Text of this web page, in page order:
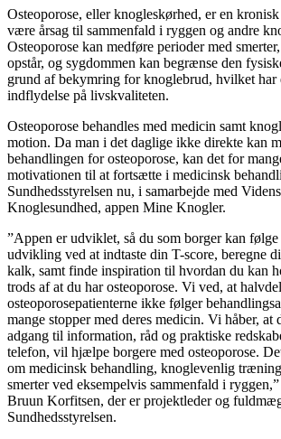
Osteoporose, eller knogleskørhed, er en
være årsag til sammenfald i ryggen og andre
Osteoporose kan medføre perioder med
opstår, og sygdommen kan begrænse den
grund af bekymring for knoglebrud, hvilket har
indflydelse på livskvaliteten.
Osteoporose behandles med medicin samt
motion. Da man i det daglige ikke direkte kan
behandlingen for osteoporose, kan det for
motivationen til at fortsætte i medicinsk
Sundhedsstyrelsen nu, i samarbejde med
Knoglesundhed, appen Mine Knogler.
”Appen er udviklet, så du som borger kan
udvikling ved at indtaste din T-score, beregne
kalk, samt finde inspiration til hvordan du kan
trods af at du har osteoporose. Vi ved, at
osteoporosepatienterne ikke følger
mange stopper med deres medicin. Vi håber, at
adgang til information, råd og praktiske
telefon, vil hjælpe borgere med osteoporose.
om medicinsk behandling, knoglevenlig
smerter ved eksempelvis sammenfald i
Bruun Korfitsen, der er projektleder og
Sundhedsstyrelsen.